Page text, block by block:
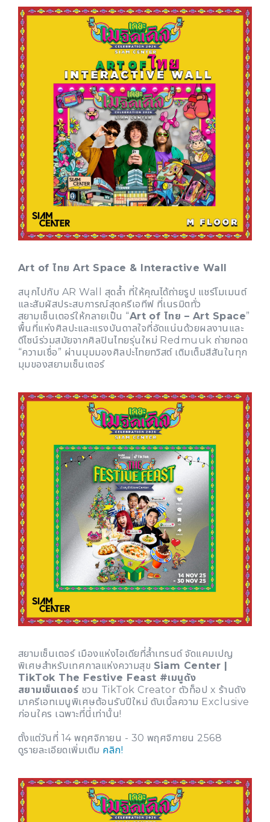
Art of ไทย Art Space & Interactive Wall
สนุกไปกับ AR Wall สุดล้ำ ที่ให้คุณได้ถ่ายรูป แชร์โมเมนต์
และสัมผัสประสบการณ์สุดครีเอทีฟ ที่เนรมิตทั่ว
สยามเซ็นเตอร์ให้กลายเป็น “Art of ไทย – Art Space”
พื้นที่แห่งศิลปะและแรงบันดาลใจที่อัดแน่นด้วยผลงานและ
ดีไซน์ร่วมสมัยจากศิลปินไทยรุ่นใหม่ Redmuuk ถ่ายทอด
“ความเชื่อ” ผ่านมุมมองศิลปะไทยทวิสต์ เติมเต็มสีสันในทุก
มุมของสยามเซ็นเตอร์
สยามเซ็นเตอร์ เมืองแห่งไอเดียที่ล้ำเทรนด์ จัดแคมเปญ
พิเศษสำหรับเทศกาลแห่งความสุข Siam Center |
TikTok The Festive Feast #เมนูดัง
สยามเซ็นเตอร์ ชวน TikTok Creator ตัวท็อป x ร้านดัง
มาครีเอทเมนูพิเศษต้อนรับปีใหม่ ดับเบิ้ลความ Exclusive
ก่อนใคร เฉพาะที่นี่เท่านั้น!
ตั้งแต่วันที่ 14 พฤศจิกายน - 30 พฤศจิกายน 2568
ดูรายละเอียดเพิ่มเติม คลิก!